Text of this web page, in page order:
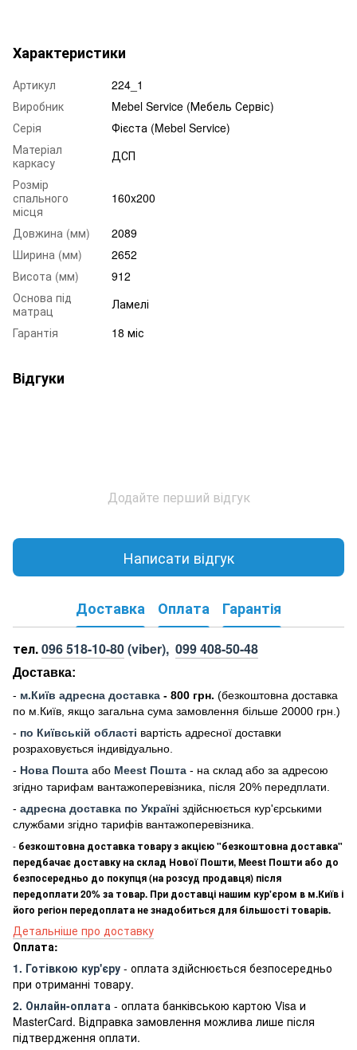
Характеристики
Артикул
224_1
Виробник
Mebel Service (Мебель Сервіс)
Серія
Фієста (Mebel Service)
Матеріал
каркасу
ДСП
Розмір
спального
місця
160x200
Довжина (мм)
2089
Ширина (мм)
2652
Висота (мм)
912
Основа під
матрац
Ламелі
Гарантія
18 міс
Відгуки
Додайте перший відгук
Написати відгук
Доставка Оплата Гарантія
тел.096 518-10-80(viber), 099 408-50-48
Доставка:
- м.Київ адресна доставка - 800 грн. (безкоштовна доставка
по м.Київ, якщо загальна сума замовлення більше 20000 грн .)
- по Київській області вартість адресної доставки
розраховується індивідуально.
- Нова Пошта або Meest Пошта - на склад або за адресою
згідно тарифам вантажоперевізника, після 20% передплати.
- адресна доставка по Україні здійснюється кур'єрськими
службами згідно тарифів вантажоперевізника.
- безкоштовна доставка товару з акцією "безкоштовна доставка"
передбачає доставку на склад Нової Пошти, Meest Пошти або до
безпосередньо до покупця (на розсуд продавця) після
передоплати 20% за товар. При доставці нашим кур'єром в м.Київ і
його регіон передоплата не знадобиться для більшості товарів.
Детальніше про доставку
Оплата:
1. Готівкою кур'єру - оплата здійснюється безпосередньо
при отриманні товару.
2. Онлайн-оплата - оплата банківською картою Visa и
MasterCard. Відправка замовлення можлива лише після
підтвердження оплати.